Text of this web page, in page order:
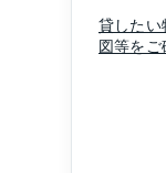
貸した
図等をご